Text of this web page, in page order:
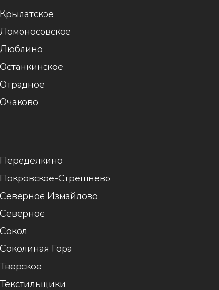
Крылатское
Ломоносовское
Люблино
Останкинское
Отрадное
Очаково
Переделкино
Покровское-Стрешнево
Северное Измайлово
Северное
Сокол
Соколиная Гора
Тверское
Текстильщики